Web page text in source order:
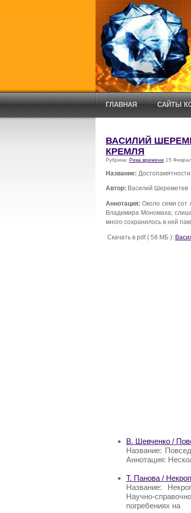
ГЛАВНАЯ САЙТЫ
ВАСИЛИЙ
КРЕМЛЯ
Рубрика: Река времени 15
Название:
Автор: Василий Шереметев
Аннотация:Около семи сот
Владимира Мономаха;
много сохранилось в ней
Скачать в pdf ( 58 МБ ):
В. Шевченко /
Название:
Аннотация:
Т. Панова /
Название:
Научно-
погребениях на